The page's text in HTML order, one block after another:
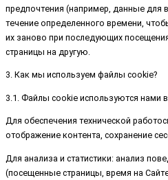
предпочтения (например, данные для
течение определенного времени,
их заново при последующих
страницы на другую.
3. Как мы используем файлы cookie?
3.1. Файлы cookie используются нами
Для обеспечения технической
отображение контента, сохранение
Для анализа и статистики: анализ
(посещенные страницы, время на